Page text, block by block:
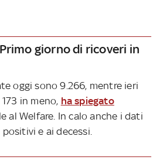
giorno di ricoveri in
oggi sono 9.266, mentre ieri
in meno, ha spiegato
al Welfare. In calo anche i dati
e ai decessi.